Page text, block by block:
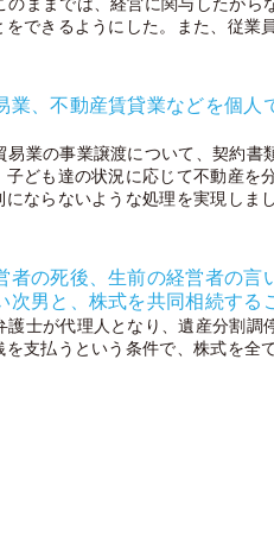
をできるようにした。また、従業
業、不動産賃貸業などを個人
易業の事業譲渡について、契約書
子ども達の状況に応じて不動産を
にならないような処理を実現しまし
者の死後、生前の経営者の言
次男と、株式を共同相続する
護士が代理人となり、遺産分割調
を支払うという条件で、株式を全